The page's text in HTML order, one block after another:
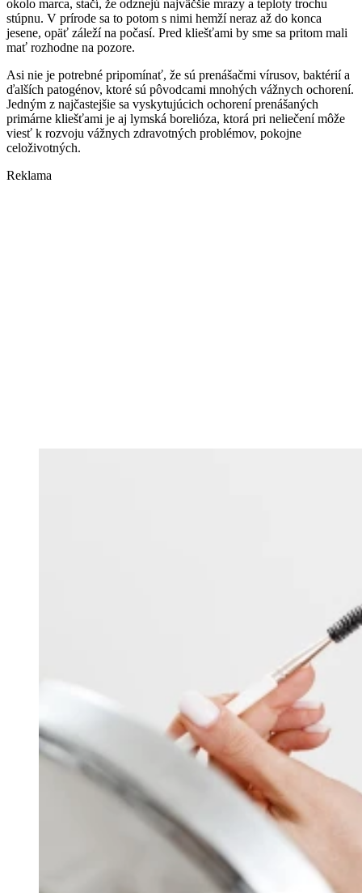
okolo marca, stačí, že odznejú najväčšie mrazy a teploty trochu
stúpnu. V prírode sa to potom s nimi hemží neraz až do konca
jesene, opäť záleží na počasí. Pred kliešťami by sme sa pritom mali
mať rozhodne na pozore.
Asi nie je potrebné pripomínať, že sú prenášačmi vírusov, baktérií a
ďalších patogénov, ktoré sú pôvodcami mnohých vážnych ochorení.
Jedným z najčastejšie sa vyskytujúcich ochorení prenášaných
primárne kliešťami je aj lymská borelióza, ktorá pri neliečení môže
viesť k rozvoju vážnych zdravotných problémov, pokojne
celoživotných.
Reklama